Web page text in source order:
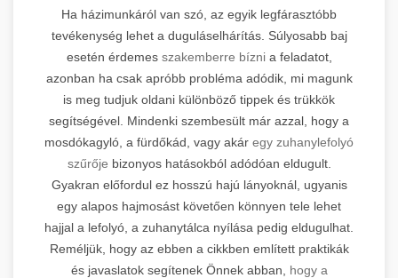
Ha házimunkáról van szó, az egyik legfárasztóbb
tevékenység lehet a duguláselhárítás. Súlyosabb baj
esetén érdemes szakemberre bíznia feladatot,
azonban ha csak apróbb probléma adódik, mi magunk
is meg tudjuk oldani különböző tippek és trükkök
segítségével. Mindenki szembesült már azzal, hogy a
mosdókagyló, a fürdőkád, vagy akár egy zuhanylefolyó
szűrője bizonyos hatásokból adódóan eldugult.
Gyakran előfordul ez hosszú hajú lányoknál, ugyanis
egy alapos hajmosást követően könnyen tele lehet
hajjal a lefolyó, a zuhanytálca nyílása pedig eldugulhat.
Reméljük, hogy az ebben a cikkben említett praktikák
és javaslatok segítenek Önnek abban, hogy a